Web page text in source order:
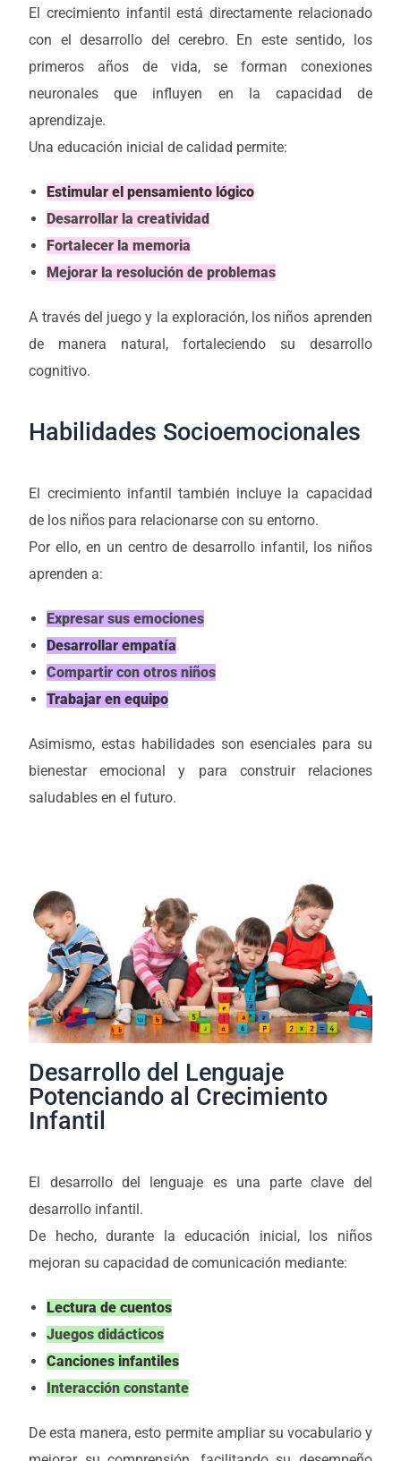
El crecimiento infantil está directamente relacionado
con el desarrollo del cerebro. En este sentido, los
primeros años de vida, se forman conexiones
neuronales que influyen en la capacidad de
aprendizaje.
Una educación inicial de calidad permite:
Estimular el pensamiento lógico
Desarrollar la creatividad
Fortalecer la memoria
Mejorar la resolución de problemas
A través del juego y la exploración, los niños aprenden
de manera natural, fortaleciendo su desarrollo
cognitivo.
Habilidades Socioemocionales
El crecimiento infantil también incluye la capacidad
de los niños para relacionarse con su entorno.
Por ello, en un centro de desarrollo infantil, los niños
aprenden a:
Expresar sus emociones
Desarrollar empatía
Compartir con otros niños
Trabajar en equipo
Asimismo, estas habilidades son esenciales para su
bienestar emocional y para construir relaciones
saludables en el futuro.
Desarrollo del Lenguaje
Potenciando al Crecimiento
Infantil
El desarrollo del lenguaje es una parte clave del
desarrollo infantil.
De hecho, durante la educación inicial, los niños
mejoran su capacidad de comunicación mediante:
Lectura de cuentos
Juegos didácticos
Canciones infantiles
Interacción constante
De esta manera, esto permite ampliar su vocabulario y